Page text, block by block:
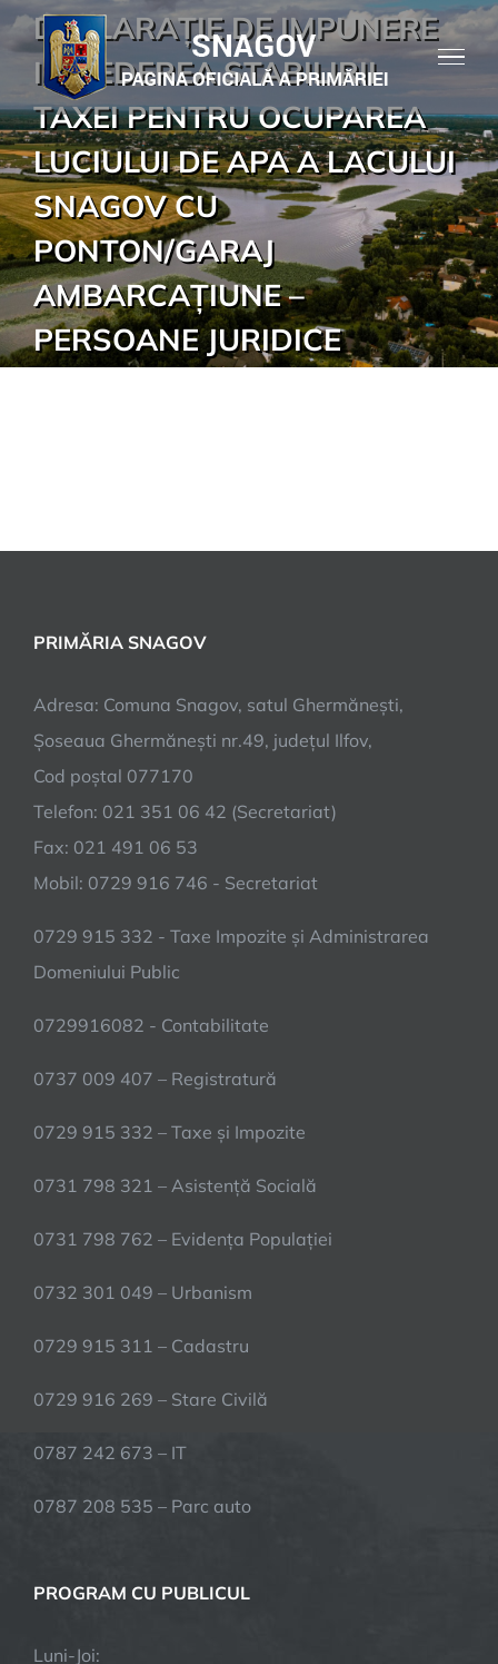
Skip
content
DECLARAȚIE DE IMPUNERE
IN VEDEREA STABILIRII
TAXEI PENTRU OCUPAREA
LUCIULUI DE APA A LACULUI
SNAGOV CU
PONTON/GARAJ
AMBARCAȚIUNE –
PERSOANE JURIDICE
PRIMĂRIA SNAGOV
Adresa: Comuna Snagov, satul Ghermănești,
Șoseaua Ghermănești nr.49, județul Ilfov,
Cod poștal 077170
Telefon: 021 351 06 42 (Secretariat)
Fax: 021 491 06 53
Mobil: 0729 916 746 - Secretariat
0729 915 332 - Taxe Impozite și Administrarea
Domeniului Public
0729916082 - Contabilitate
0737 009 407 – Registratură
0729 915 332 – Taxe și Impozite
0731 798 321 – Asistență Socială
0731 798 762 – Evidența Populației
0732 301 049 – Urbanism
0729 915 311 – Cadastru
0729 916 269 – Stare Civilă
0787 242 673 – IT
0787 208 535 – Parc auto
PROGRAM CU PUBLICUL
Luni-Joi: